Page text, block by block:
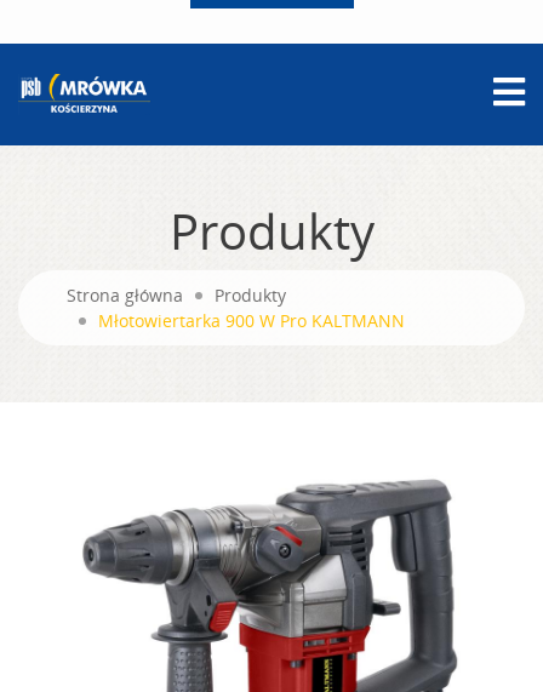
Produkty
Strona główna
Produkty
Młotowiertarka 900 W Pro KALTMANN